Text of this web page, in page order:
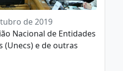
de 2019
Nacional de Entidades
(Unecs) e de outras